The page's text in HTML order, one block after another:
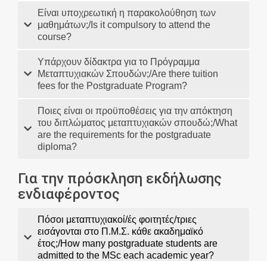
Είναι υποχρεωτική η παρακολούθηση των
μαθημάτων;/Is it compulsory to attend the
course?
Υπάρχουν δίδακτρα για το Πρόγραμμα
Μεταπτυχιακών Σπουδών;/Are there tuition
fees for the Postgraduate Program?
Ποιες είναι οι προϋποθέσεις για την απόκτηση
του διπλώματος μεταπτυχιακών σπουδώ;/What
are the requirements for the postgraduate
diploma?
Για την πρόσκληση εκδήλωσης
ενδιαφέροντος
Πόσοι μεταπτυχιακοί/ές φοιτητές/τριες
εισάγονται στο Π.Μ.Σ. κάθε ακαδημαϊκό
έτος;/How many postgraduate students are
admitted to the MSc each academic year?